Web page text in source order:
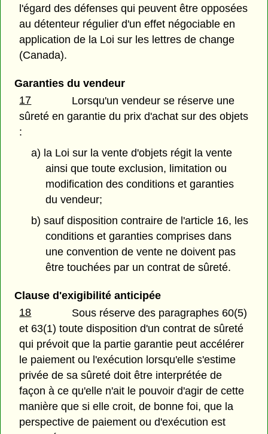
l'égard des défenses qui peuvent être opposées
au détenteur régulier d'un effet négociable en
application de la Loi sur les lettres de change
(Canada).
Garanties du vendeur
17
Lorsqu'un vendeur se réserve une
sûreté en garantie du prix d'achat sur des objets
:
a) la Loi sur la vente d'objets régit la vente
ainsi que toute exclusion, limitation ou
modification des conditions et garanties
du vendeur;
b) sauf disposition contraire de l'article 16, les
conditions et garanties comprises dans
une convention de vente ne doivent pas
être touchées par un contrat de sûreté.
Clause d'exigibilité anticipée
18
Sous réserve des paragraphes 60(5)
et 63(1) toute disposition d'un contrat de sûreté
qui prévoit que la partie garantie peut accélérer
le paiement ou l'exécution lorsqu'elle s'estime
privée de sa sûreté doit être interprétée de
façon à ce qu'elle n'ait le pouvoir d'agir de cette
manière que si elle croit, de bonne foi, que la
perspective de paiement ou d'exécution est